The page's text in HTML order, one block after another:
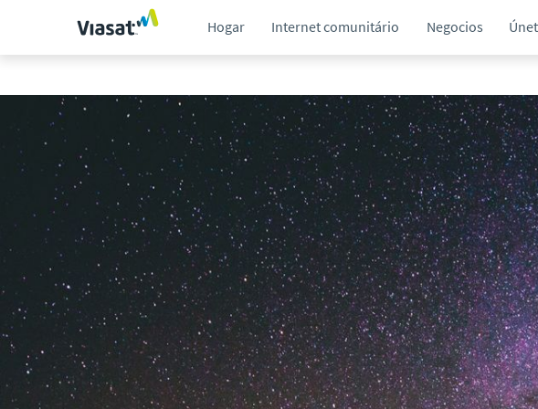
Hogar Internet comunitário Negocios